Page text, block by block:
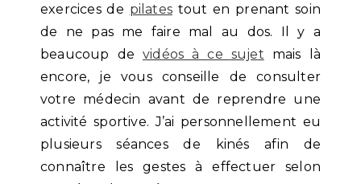
exercices de pilatestout en prenant soin
de ne pas me faire mal au dos. Il y a
beaucoup de vidéos à ce sujet mais là
encore, je vous conseille de consulter
votre médecin avant de reprendre une
activité sportive. J’ai personnellement eu
plusieurs séances de kinés afin de
connaître les gestes à effectuer selon